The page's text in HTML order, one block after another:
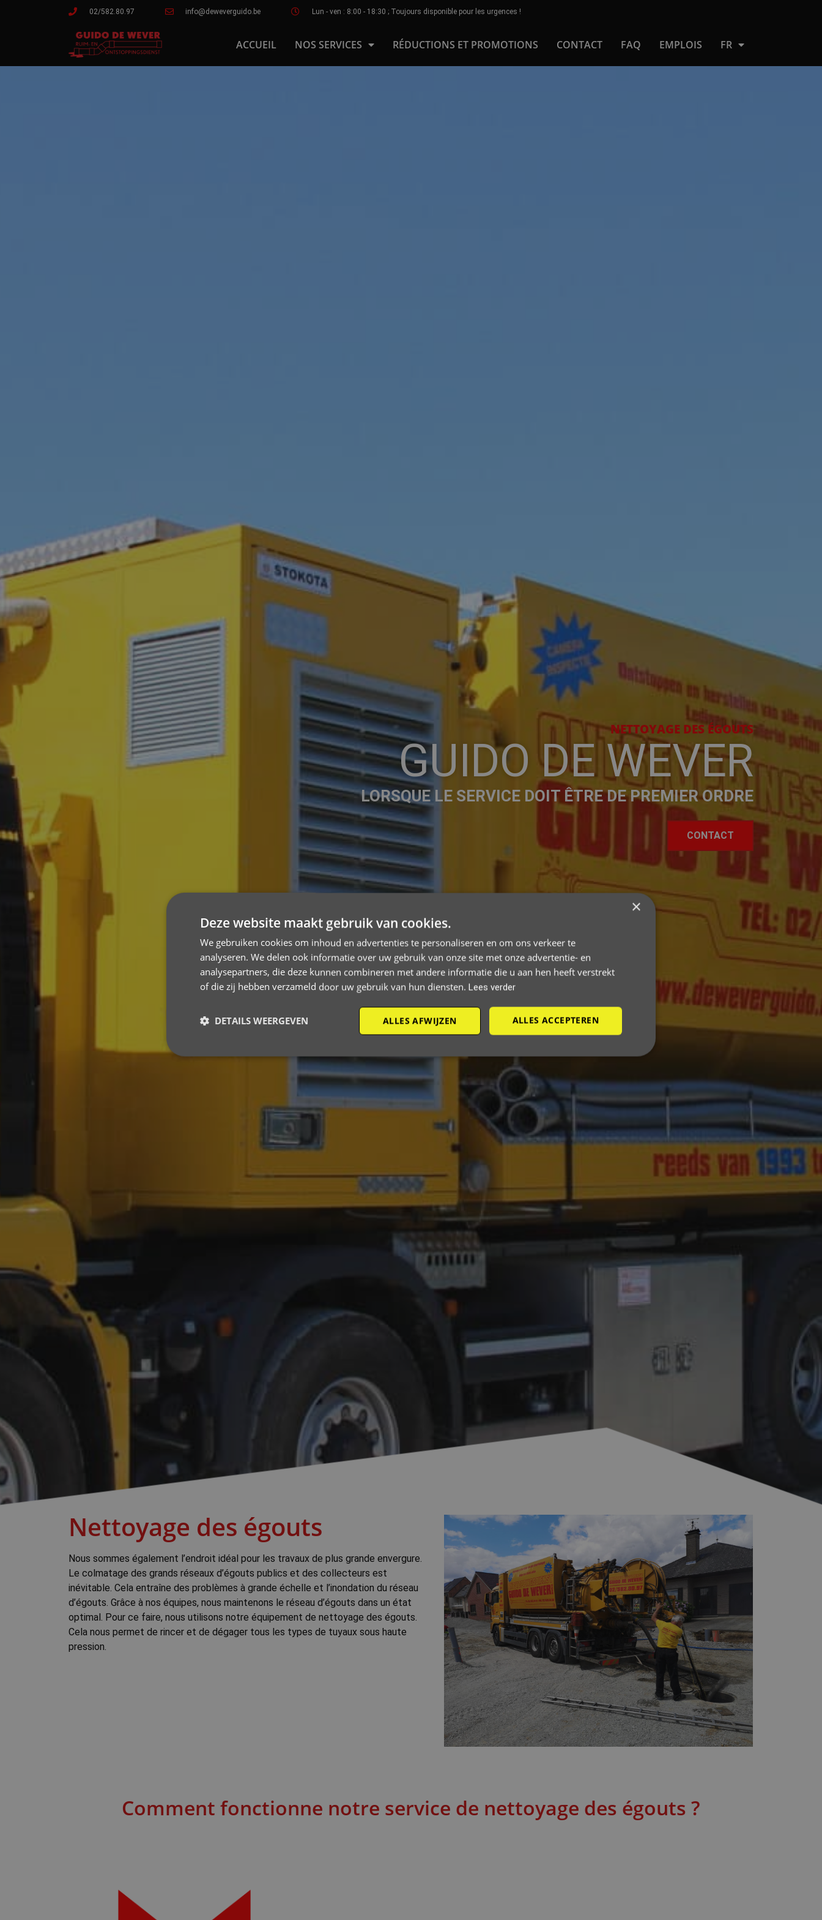
02/582.80.97 info@deweverguido.be Lun - ven : 8:00 - 18:30 ; Toujours disponible pour les urgences !
ACCUEIL NOS SERVICES RÉDUCTIONS ET PROMOTIONS CONTACT FAQ EMPLOIS FR
NETTOYAGE DES ÉGOUTS
GUIDO DE WEVER
LORSQUE LE SERVICE DOIT ÊTRE DE PREMIER ORDRE
CONTACT
Nettoyage des égouts
Nous sommes également l’endroit idéal pour les travaux de plus grande envergure.
Le colmatage des grands réseaux d’égouts publics et des collecteurs est
inévitable. Cela entraîne des problèmes à grande échelle et l’inondation du réseau
d’égouts. Grâce à nos équipes, nous maintenons le réseau d’égouts dans un état
optimal. Pour ce faire, nous utilisons notre équipement de nettoyage des égouts.
Cela nous permet de rincer et de dégager tous les types de tuyaux sous haute
pression.
Comment fonctionne notre service de nettoyage des égouts ?
×
Deze website maakt gebruik van cookies.
We gebruiken cookies om inhoud en advertenties te personaliseren en om ons verkeer te
analyseren. We delen ook informatie over uw gebruik van onze site met onze advertentie- en
analysepartners, die deze kunnen combineren met andere informatie die u aan hen heeft verstrekt
of die zij hebben verzameld door uw gebruik van hun diensten. Lees verder
ALLES ACCEPTEREN
ALLES AFWIJZEN
DETAILS WEERGEVEN